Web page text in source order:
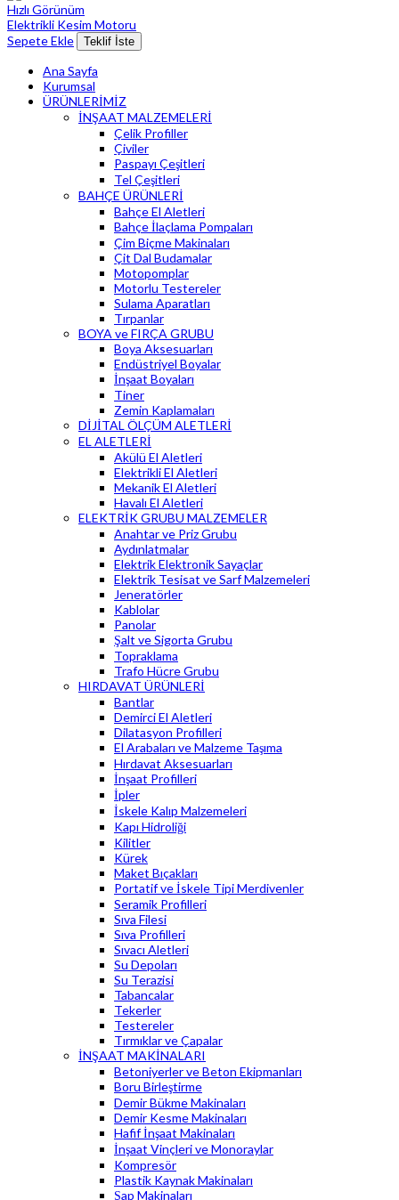
Hızlı Görünüm
Elektrikli Kesim Motoru
Sepete Ekle
Teklif İste
Ana Sayfa
Kurumsal
ÜRÜNLERİMİZ
İNŞAAT MALZEMELERİ
Çelik Profiller
Çiviler
Paspayı Çeşitleri
Tel Çeşitleri
BAHÇE ÜRÜNLERİ
Bahçe El Aletleri
Bahçe İlaçlama Pompaları
Çim Biçme Makinaları
Çit Dal Budamalar
Motopomplar
Motorlu Testereler
Sulama Aparatları
Tırpanlar
BOYA ve FIRÇA GRUBU
Boya Aksesuarları
Endüstriyel Boyalar
İnşaat Boyaları
Tiner
Zemin Kaplamaları
DİJİTAL ÖLÇÜM ALETLERİ
EL ALETLERİ
Akülü El Aletleri
Elektrikli El Aletleri
Mekanik El Aletleri
Havalı El Aletleri
ELEKTRİK GRUBU MALZEMELER
Anahtar ve Priz Grubu
Aydınlatmalar
Elektrik Elektronik Sayaçlar
Elektrik Tesisat ve Sarf Malzemeleri
Jeneratörler
Kablolar
Panolar
Şalt ve Sigorta Grubu
Topraklama
Trafo Hücre Grubu
HIRDAVAT ÜRÜNLERİ
Bantlar
Demirci El Aletleri
Dilatasyon Profilleri
El Arabaları ve Malzeme Taşıma
Hırdavat Aksesuarları
İnşaat Profilleri
İpler
İskele Kalıp Malzemeleri
Kapı Hidroliği
Kilitler
Kürek
Maket Bıçakları
Portatif ve İskele Tipi Merdivenler
Seramik Profilleri
Sıva Filesi
Sıva Profilleri
Sıvacı Aletleri
Su Depoları
Su Terazisi
Tabancalar
Tekerler
Testereler
Tırmıklar ve Çapalar
İNŞAAT MAKİNALARI
Betoniyerler ve Beton Ekipmanları
Boru Birleştirme
Demir Bükme Makinaları
Demir Kesme Makinaları
Hafif İnşaat Makinaları
İnşaat Vinçleri ve Monoraylar
Kompresör
Plastik Kaynak Makinaları
Şap Makinaları